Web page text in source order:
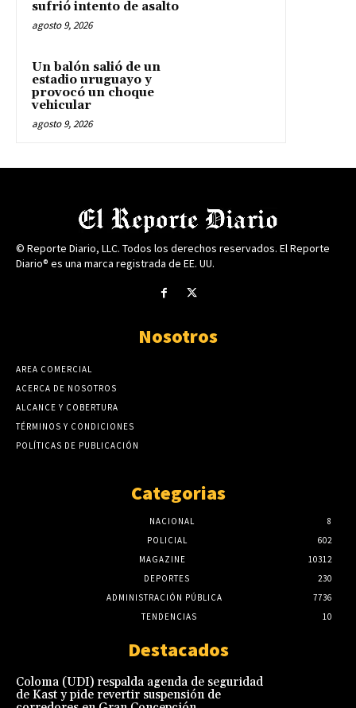
sufrió intento de asalto
agosto 9, 2026
Un balón salió de un
estadio uruguayo y
provocó un choque
vehicular
agosto 9, 2026
© Reporte Diario, LLC. Todos los derechos reservados. El Reporte
Diario® es una marca registrada de EE. UU.
Nosotros
AREA COMERCIAL
ACERCA DE NOSOTROS
ALCANCE Y COBERTURA
TÉRMINOS Y CONDICIONES
POLÍTICAS DE PUBLICACIÓN
Categorias
NACIONAL
8
POLICIAL
602
MAGAZINE
10312
DEPORTES
230
ADMINISTRACIÓN PÚBLICA
7736
TENDENCIAS
10
Destacados
Coloma (UDI) respalda agenda de seguridad
de Kast y pide revertir suspensión de